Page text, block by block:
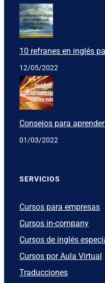
10 refranes en inglés
12/05/2022
Consejos para
01/03/2022
SERVICIOS
Cursos para empresas
Cursos in-company
Cursos de inglés
Cursos por Aula Virtual
Traducciones